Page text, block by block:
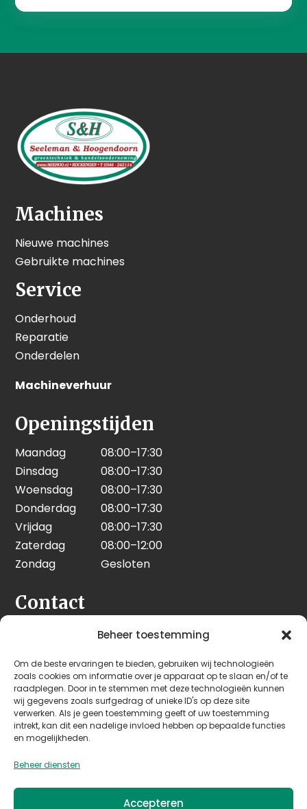
Beheer toestemming
Om de beste ervaringen te bieden, gebruiken wij technologieën
zoals cookies om informatie over je apparaat op te slaan en/of te
raadplegen. Door in te stemmen met deze technologieën kunnen
wij gegevens zoals surfgedrag of unieke ID's op deze site
verwerken. Als je geen toestemming geeft of uw toestemming
intrekt, kan dit een nadelige invloed hebben op bepaalde functies
en mogelijkheden.
Beheer diensten
Accepteren
Machines
Nieuwe machines
Gebruikte machines
Service
Onderhoud
Reparatie
Onderdelen
Machineverhuur
Openingstijden
Maandag
08:00–17:30
Dinsdag
08:00–17:30
Woensdag
08:00–17:30
Donderdag
08:00–17:30
Vrijdag
08:00–17:30
Zaterdag
08:00–12:00
Zondag
Gesloten
Contact
Seeleman & Hoogendoorn
3628 GD Kockengen
Nederland
+31 (0)346 242 114
info@seehoo.nl